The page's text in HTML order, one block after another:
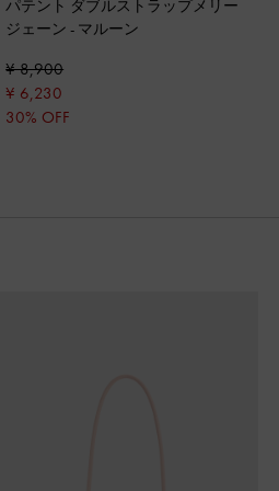
パテント ダブルストラップメリー
ジェーン - マルーン
¥ 8,900
¥ 6,230
30% OFF